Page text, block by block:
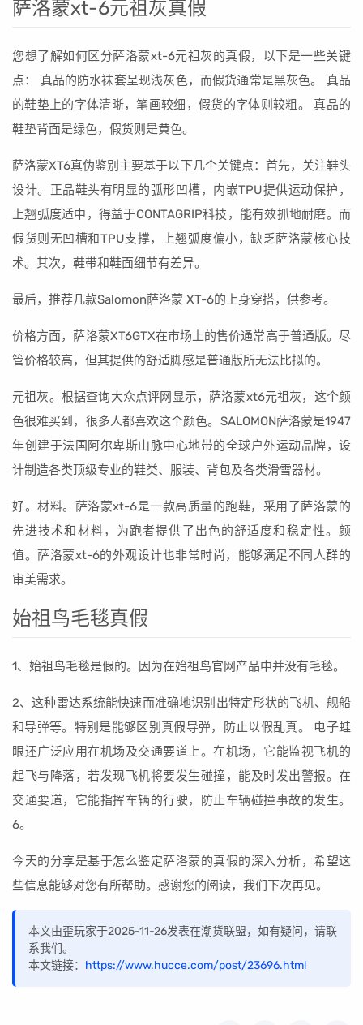
萨洛蒙xt-6元祖灰真假
您想了解如何区分萨洛蒙xt-6元祖灰的真假，以下是一些关键
点： 真品的防水袜套呈现浅灰色，而假货通常是黑灰色。 真品
的鞋垫上的字体清晰，笔画较细，假货的字体则较粗。 真品的
鞋垫背面是绿色，假货则是黄色。
萨洛蒙XT6真伪鉴别主要基于以下几个关键点：首先，关注鞋头
设计。正品鞋头有明显的弧形凹槽，内嵌TPU提供运动保护，
上翘弧度适中，得益于CONTAGRIP科技，能有效抓地耐磨。而
假货则无凹槽和TPU支撑，上翘弧度偏小，缺乏萨洛蒙核心技
术。其次，鞋带和鞋面细节有差异。
最后，推荐几款Salomon萨洛蒙 XT-6的上身穿搭，供参考。
价格方面，萨洛蒙XT6GTX在市场上的售价通常高于普通版。尽
管价格较高，但其提供的舒适脚感是普通版所无法比拟的。
元祖灰。根据查询大众点评网显示，萨洛蒙xt6元祖灰，这个颜
色很难买到，很多人都喜欢这个颜色。SALOMON萨洛蒙是1947
年创建于法国阿尔卑斯山脉中心地带的全球户外运动品牌，设
计制造各类顶级专业的鞋类、服装、背包及各类滑雪器材。
好。材料。萨洛蒙xt-6是一款高质量的跑鞋，采用了萨洛蒙的
先进技术和材料，为跑者提供了出色的舒适度和稳定性。颜
值。萨洛蒙xt-6的外观设计也非常时尚，能够满足不同人群的
审美需求。
始祖鸟毛毯真假
1、始祖鸟毛毯是假的。因为在始祖鸟官网产品中并没有毛毯。
2、这种雷达系统能快速而准确地识别出特定形状的飞机、舰船
和导弹等。特别是能够区别真假导弹，防止以假乱真。 电子蛙
眼还广泛应用在机场及交通要道上。在机场，它能监视飞机的
起飞与降落，若发现飞机将要发生碰撞，能及时发出警报。在
交通要道，它能指挥车辆的行驶，防止车辆碰撞事故的发生。
6。
今天的分享是基于怎么鉴定萨洛蒙的真假的深入分析，希望这
些信息能够对您有所帮助。感谢您的阅读，我们下次再见。
本文由歪玩家于2025-11-26发表在潮货联盟，如有疑问，请联
系我们。
本文链接： https://www.hucce.com/post/23696.html